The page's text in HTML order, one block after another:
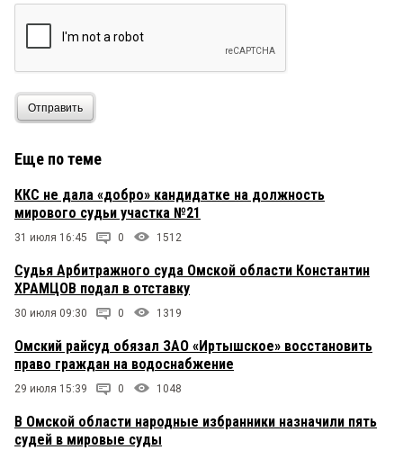
Отправить
Еще по теме
ККС не дала «добро» кандидатке на должность
мирового судьи участка №21
31 июля 16:45 0 1512
Судья Арбитражного суда Омской области Константин
ХРАМЦОВ подал в отставку
30 июля 09:30 0 1319
Омский райсуд обязал ЗАО «Иртышское» восстановить
право граждан на водоснабжение
29 июля 15:39 0 1048
В Омской области народные избранники назначили пять
судей в мировые суды